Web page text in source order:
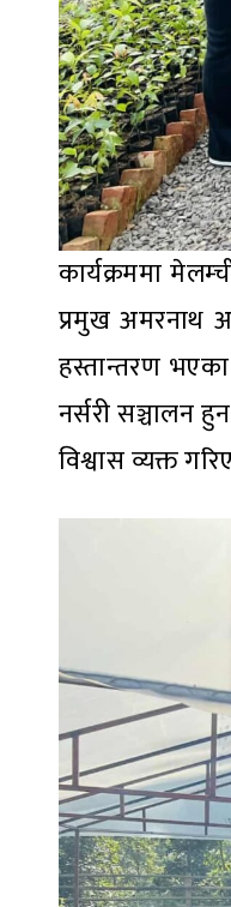
कार्यक्रममा
प्रमुख अमरनाथ
हस्तान्तरण
नर्सरी सञ्चालन
विश्वास व्यक्त